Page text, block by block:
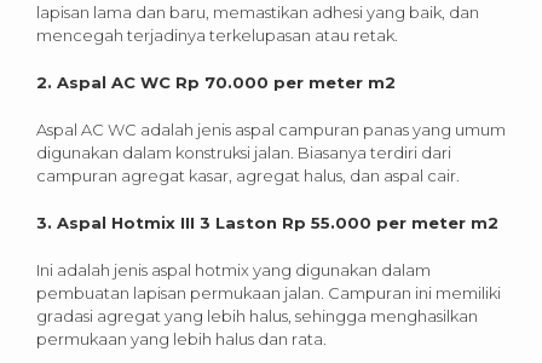
lapisan lama dan baru, memastikan adhesi yang baik, dan
mencegah terjadinya terkelupasan atau retak.
2. Aspal AC WC Rp 70.000 per meter m2
Aspal AC WC adalah jenis aspal campuran panas yang umum
digunakan dalam konstruksi jalan. Biasanya terdiri dari
campuran agregat kasar, agregat halus, dan aspal cair.
3. Aspal Hotmix III 3 Laston Rp 55.000 per meter m2
Ini adalah jenis aspal hotmix yang digunakan dalam
pembuatan lapisan permukaan jalan. Campuran ini memiliki
gradasi agregat yang lebih halus, sehingga menghasilkan
permukaan yang lebih halus dan rata.